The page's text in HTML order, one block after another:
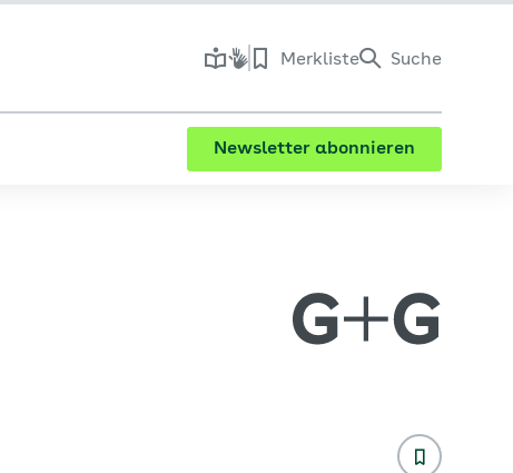
Merkliste Suche
Newsletter abonnieren